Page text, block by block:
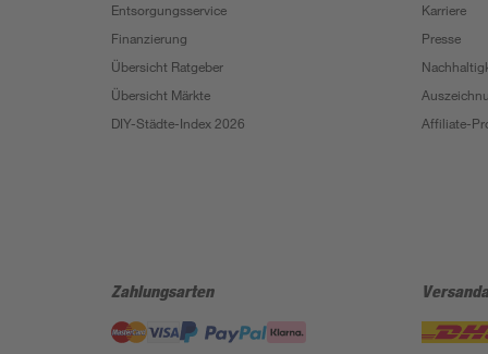
Entsorgungsservice
Finanzierung
Übersicht Ratgeber
Übersicht Märkte
DIY-Städte-Index 2026
Karriere
Presse
Affiliate-
Zahlungsarten